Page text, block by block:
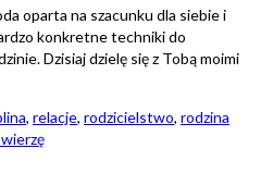
oparta na szacunku dla siebie i
konkretne techniki do
Dzisiaj dzielę się z Tobą moimi
, relacje, rodzicielstwo, rodzina